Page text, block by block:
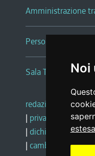
Noi
Amministrazione
Persone e Uffici
Sala Tiziano
redazione web |
| privacy
social
| dichiarazione di
| cambio